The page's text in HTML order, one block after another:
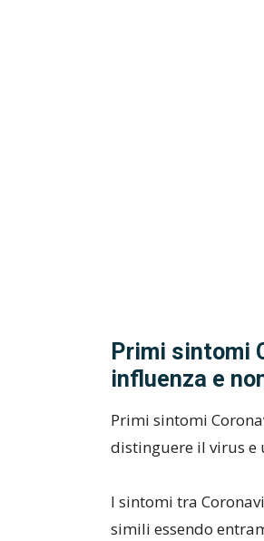
Primi sintomi
influenza e
Primi sintomi
distinguere il virus e
I sintomi tra
simili essendo